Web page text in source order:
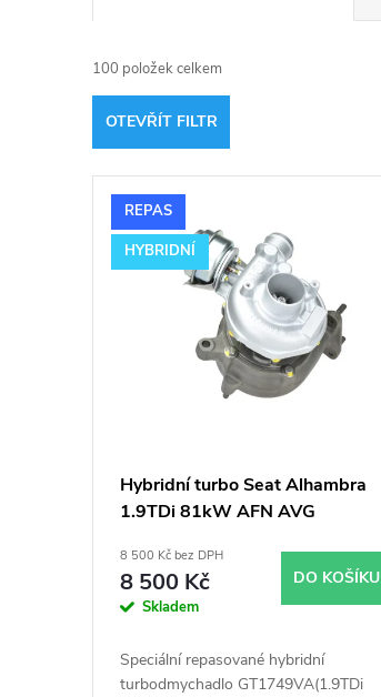
a
z
e
n
100 položek celkem
OTEVŘÍT FILTR
V
ý
REPAS
HYBRIDNÍ
Hybridní turbo Seat Alhambra
1.9TDi 81kW AFN AVG
8 500 Kč bez DPH
8 500 Kč
Skladem
DO KOŠÍKU
Speciální repasované hybridní
turbodmychadlo GT1749VA(1.9TDi